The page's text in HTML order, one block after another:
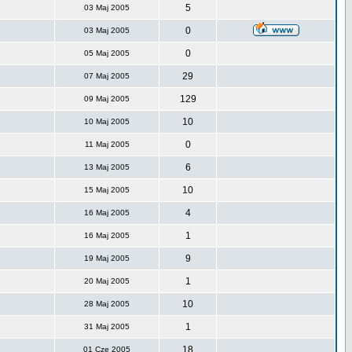
03 Maj 2005 5
03 Maj 2005 0
05 Maj 2005 0
07 Maj 2005 29
09 Maj 2005 129
10 Maj 2005 10
11 Maj 2005 0
13 Maj 2005 6
15 Maj 2005 10
16 Maj 2005 4
16 Maj 2005 1
19 Maj 2005 9
20 Maj 2005 1
28 Maj 2005 10
31 Maj 2005 1
01 Cze 2005 18